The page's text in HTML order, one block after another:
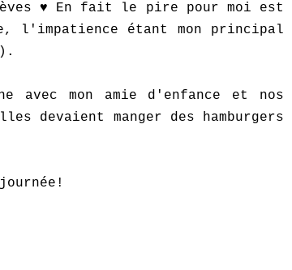
♥ En fait le pire pour moi est
l'impatience étant mon principal
mon amie d'enfance et nos
devaient manger des hamburgers